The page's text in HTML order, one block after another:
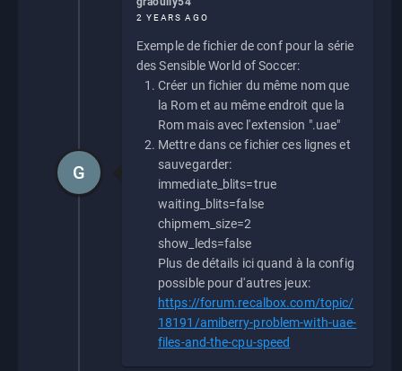
2 YEARS AGO
Exemple de fichier de conf pour la série
des Sensible World of Soccer:
Créer un fichier du même nom que
la Rom et au même endroit que la
Rom mais avec l'extension ".uae"
Mettre dans ce fichier ces lignes et
sauvegarder:
immediate_blits=true
waiting_blits=false
chipmem_size=2
show_leds=false
Plus de détails ici quand à la config
possible pour d'autres jeux:
https://forum.recalbox.com/topic/
18191/amiberry-problem-with-uae-
files-and-the-cpu-speed
G